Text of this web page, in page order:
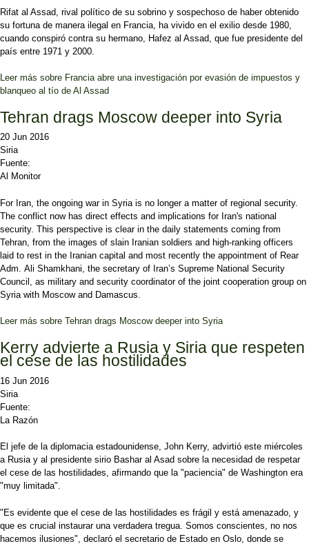
Rifat al Assad, rival político de su sobrino y sospechoso de haber obtenido
su fortuna de manera ilegal en Francia, ha vivido en el exilio desde 1980,
cuando conspiró contra su hermano, Hafez al Assad, que fue presidente del
país entre 1971 y 2000.
Leer más sobre Francia abre una investigación por evasión de impuestos y
blanqueo al tío de Al Assad
Tehran drags Moscow deeper into Syria
20 Jun 2016
Siria
Fuente:
Al Monitor
For Iran, the ongoing war in Syria is no longer a matter of regional security.
The conflict now has direct effects and implications for Iran's national
security. This perspective is clear in the daily statements coming from
Tehran, from the images of slain Iranian soldiers and high-ranking officers
laid to rest in the Iranian capital and most recently the appointment of Rear
Adm. Ali Shamkhani, the secretary of Iran’s Supreme National Security
Council, as military and security coordinator of the joint cooperation group on
Syria with Moscow and Damascus.
Leer más sobre Tehran drags Moscow deeper into Syria
Kerry advierte a Rusia y Siria que respeten
el cese de las hostilidades
16 Jun 2016
Siria
Fuente:
La Razón
El jefe de la diplomacia estadounidense, John Kerry, advirtió este miércoles
a Rusia y al presidente sirio Bashar al Asad sobre la necesidad de respetar
el cese de las hostilidades, afirmando que la "paciencia" de Washington era
"muy limitada".
"Es evidente que el cese de las hostilidades es frágil y está amenazado, y
que es crucial instaurar una verdadera tregua. Somos conscientes, no nos
hacemos ilusiones", declaró el secretario de Estado en Oslo, donde se